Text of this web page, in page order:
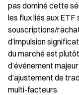
pas dominé cette
les flux liés aux
souscriptions/
d’impulsion
du marché est
d’événement
d’ajustement de
multi-facteurs.